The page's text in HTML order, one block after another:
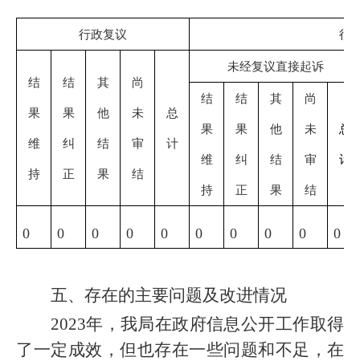
行政复议 行
结
果
维
持
结
果
纠
正
其
他
结
果
尚
未
审
结
总
计
未经复议直接起诉
结
果
维
持
结
果
纠
正
其
他
结
果
尚
未
审
结
总
计
0 0 0 0 0 0 0 0 0 0
五、存在的主要问题及改进情况
2023年，我局在政府信息公开工作取得
了一定成效，但也存在一些问题和不足，在